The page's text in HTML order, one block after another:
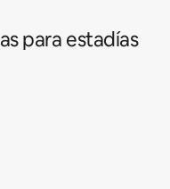
para estadías